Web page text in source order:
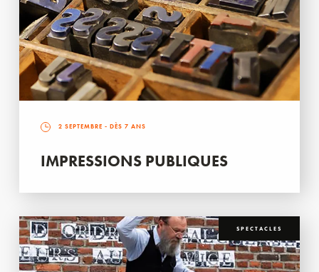
2 SEPTEMBRE - DÈS 7 ANS
IMPRESSIONS PUBLIQUES
SPECTACLES